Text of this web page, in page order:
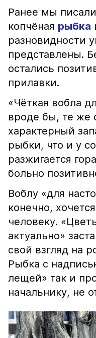
Ранее мы
копчёная рыбка
разновидности
представлены.
остались
прилавки.
«Чёткая вобла
вроде бы, те же
характерный
рыбки, что и у
разжигается
больно
Воблу «для
конечно,
человеку.
актуально»
свой взгляд на
Рыбка с
лещей» так и
начальнику, не